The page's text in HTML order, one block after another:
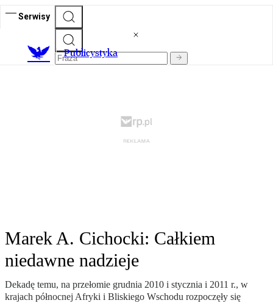
Serwisy
Publicystyka
Marek A. Cichocki: Całkiem
niedawne nadzieje
Dekadę temu, na przełomie grudnia 2010 i stycznia i 2011 r., w
krajach północnej Afryki i Bliskiego Wschodu rozpoczęły się